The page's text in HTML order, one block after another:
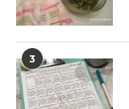
3